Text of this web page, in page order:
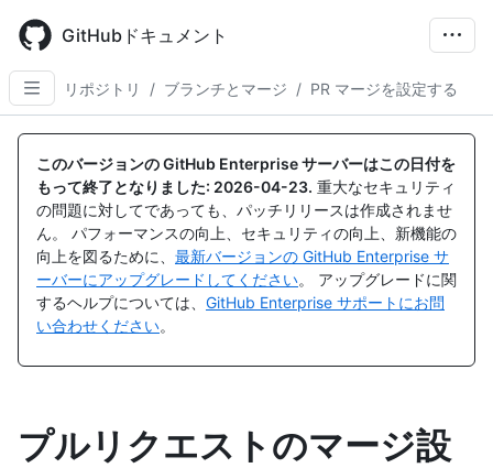
main
content
GitHubドキュメント
リポジトリ / ブランチとマージ / PR マージを設定する
このバージョンの GitHub Enterprise サーバーはこの日付を
もって終了となりました: 2026-04-23. 重大なセキュリティ
の問題に対してであっても、パッチリリースは作成されませ
ん。 パフォーマンスの向上、セキュリティの向上、新機能の
向上を図るために、 最新バージョンの GitHub Enterprise サ
ーバーにアップグレードしてください。 アップグレードに関
するヘルプについては、 GitHub Enterprise サポートにお問
い合わせください。
プルリクエストのマージ設